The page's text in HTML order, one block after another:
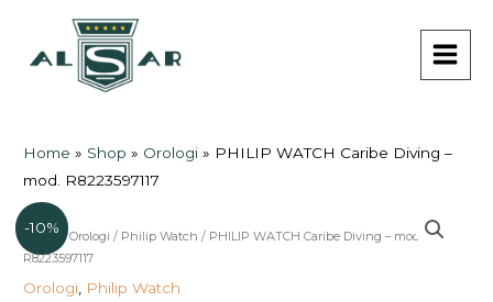
contenuto
Home » Shop » Orologi » PHILIP WATCH Caribe Diving –
mod. R8223597117
-10%
Home /Orologi / Philip Watch / PHILIP WATCH Caribe Diving – mod.
R8223597117
Orologi Philip Watch
Il
prezzo
Il
PHILIP
WATCH
Caribe